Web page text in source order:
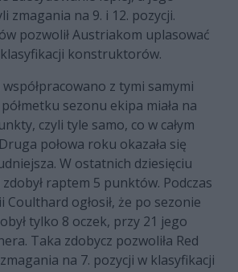
zmagania na 9. i 12. pozycji.
pozwolił Austriakom uplasować
konstruktorów.
z tymi samymi
sezonu ekipa miała na
czyli tyle samo, co w całym
połowa roku okazała się
W ostatnich dziesięciu
raptem 5 punktów. Podczas
Coulthard ogłosił, że po sezonie
tylko 8 oczek, przy 21 jego
Taka zdobycz pozwoliła Red
na 7. pozycji w klasyfikacji